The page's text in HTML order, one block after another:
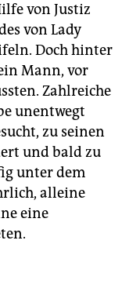
von Justiz
von Lady
Doch hinter
Mann, vor
Zahlreiche
unentwegt
zu seinen
und bald zu
unter dem
alleine
eine